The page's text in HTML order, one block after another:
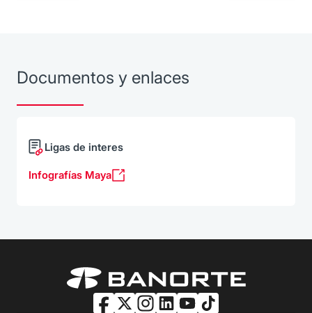
Documentos y enlaces
Ligas de interes
Infografías Maya